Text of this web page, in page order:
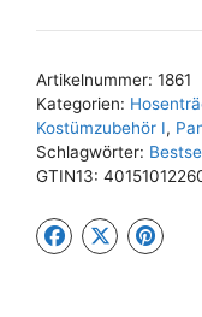
Artikelnummer: 1861
Kategorien:
Kostümzubehör I,
Schlagwörter:
GTIN13: